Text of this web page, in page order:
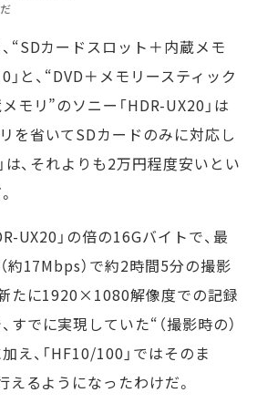
“SDカードスロット＋内蔵メモ
」と、“DVD＋メモリースティック
モリ”のソニー「HDR-UX20」は
を省いてSDカードのみに対応し
は、それよりも2万円程度安いとい
UX20」の倍の16Gバイトで、最
約17Mbps）で約2時間5分の撮影
たに1920×1080解像度での記録
すでに実現していた“（撮影時の）
え、「HF10/100」ではそのま
えるようになったわけだ。